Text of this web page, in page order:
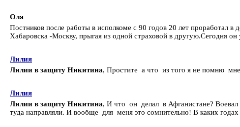
Оля
Постников после работы в исполкоме с 90 годов 20 лет проработал в
Хабаровска -Москву, прыгая из одной страховой в другую.Сегодня
Лилия
Лилии в защиту Никитина, Простите а что из того я не помню
Лилия
Лилии в защиту Никитина, И что он делал в Афганистане?
туда направляли. И вообще для меня это сомнительно! В каких